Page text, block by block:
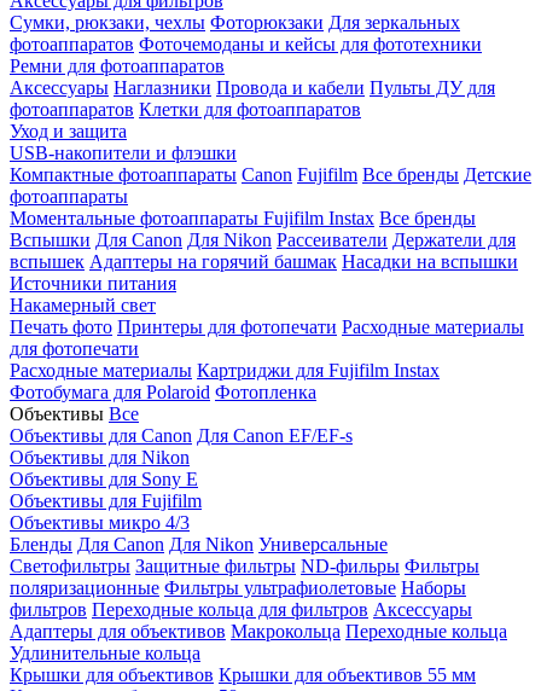
Сумки, рюкзаки, чехлы Фоторюкзаки Для зеркальных
фотоаппаратов Фоточемоданы и кейсы для фототехники
Ремни для фотоаппаратов
Аксессуары Наглазники Провода и кабели Пульты ДУ для
фотоаппаратов Клетки для фотоаппаратов
Уход и защита
USB-накопители и флэшки
Компактные фотоаппараты Canon Fujifilm Все бренды Детские
фотоаппараты
Моментальные фотоаппараты Fujifilm Instax Все бренды
Вспышки Для Canon Для Nikon Рассеиватели Держатели для
вспышек Адаптеры на горячий башмак Насадки на вспышки
Источники питания
Накамерный свет
Печать фото Принтеры для фотопечати Расходные материалы
для фотопечати
Расходные материалы Картриджи для Fujifilm Instax
Фотобумага для Polaroid Фотопленка
Объективы Все
Объективы для Canon Для Canon EF/EF-s
Объективы для Nikon
Объективы для Sony E
Объективы для Fujifilm
Объективы микро 4/3
Бленды Для Canon Для Nikon Универсальные
Светофильтры Защитные фильтры ND-фильры Фильтры
поляризационные Фильтры ультрафиолетовые Наборы
фильтров Переходные кольца для фильтров Аксессуары
Адаптеры для объективов Макрокольца Переходные кольца
Удлинительные кольца
Крышки для объективов Крышки для объективов 55 мм